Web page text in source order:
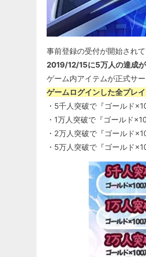
事前登録の受付が開始されて
2019/12/15に5万人の達成
ゲーム内アイテムが正式サ
ゲームログインした全プレ
・5千人突破で『ゴールド
・1万人突破で『ゴールド
・2万人突破で『ゴールド
・5万人突破で『ゴールド